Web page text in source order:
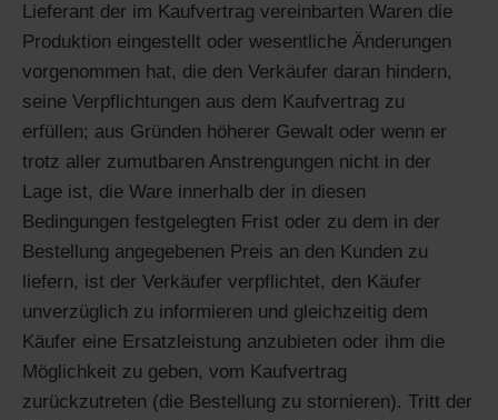
Lieferant der im Kaufvertrag vereinbarten Waren die
Produktion eingestellt oder wesentliche Änderungen
vorgenommen hat, die den Verkäufer daran hindern,
seine Verpflichtungen aus dem Kaufvertrag zu
erfüllen; aus Gründen höherer Gewalt oder wenn er
trotz aller zumutbaren Anstrengungen nicht in der
Lage ist, die Ware innerhalb der in diesen
Bedingungen festgelegten Frist oder zu dem in der
Bestellung angegebenen Preis an den Kunden zu
liefern, ist der Verkäufer verpflichtet, den Käufer
unverzüglich zu informieren und gleichzeitig dem
Käufer eine Ersatzleistung anzubieten oder ihm die
Möglichkeit zu geben, vom Kaufvertrag
zurückzutreten (die Bestellung zu stornieren). Tritt der